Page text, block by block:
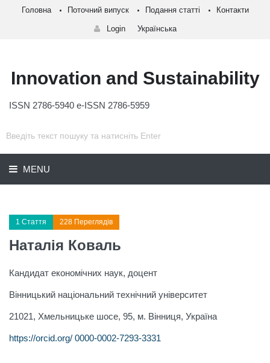
Головна Поточний випуск Подання статті Контакти
Login Українська
Innovation and Sustainability
ISSN 2786-5940 e-ISSN 2786-5959
MENU
1 Стаття 228 Переглядів
Наталія Коваль
Кандидат економічних наук, доцент
Вінницький національний технічний університет
21021, Хмельницьке шосе, 95, м. Вiнниця, Україна
https://orcid.org/ 0000-0002-7293-3331